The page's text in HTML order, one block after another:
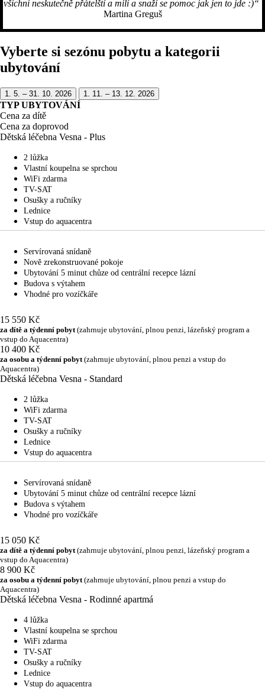
všichni neskutečně přátelští a milí a snaží se pomoc jak jen to jde :)“
Martina Greguš
Vyberte si sezónu pobytu a kategorii
ubytování
1. 5. – 31. 10. 2026 1. 11. – 13. 12. 2026
TYP UBYTOVÁNÍ
Cena za dítě
Cena za doprovod​
Dětská léčebna Vesna - Plus
2 lůžka
Vlastní koupelna se sprchou
WiFi zdarma
TV-SAT
Osušky a ručníky
Lednice
Vstup do aquacentra
Servírovaná snídaně
Nově zrekonstruované pokoje
Ubytování 5 minut chůze od centrální recepce lázní
Budova s výtahem
Vhodné pro vozíčkáře
15 550 Kč
za dítě a týdenní pobyt (zahrnuje ubytování, plnou penzi, lázeňský program a
vstup do Aquacentra)
10 400 Kč
za osobu a týdenní pobyt (zahrnuje ubytování, plnou penzi a vstup do
Aquacentra)
Dětská léčebna Vesna - Standard
2 lůžka
WiFi zdarma
TV-SAT
Osušky a ručníky
Lednice
Vstup do aquacentra
Servírovaná snídaně
Ubytování 5 minut chůze od centrální recepce lázní
Budova s výtahem
Vhodné pro vozíčkáře
15 050 Kč
za dítě a týdenní pobyt (zahrnuje ubytování, plnou penzi, lázeňský program a
vstup do Aquacentra)
8 900 Kč
za osobu a týdenní pobyt (zahrnuje ubytování, plnou penzi a vstup do
Aquacentra)
Dětská léčebna Vesna - Rodinné apartmá
4 lůžka
Vlastní koupelna se sprchou
WiFi zdarma
TV-SAT
Osušky a ručníky
Lednice
Vstup do aquacentra